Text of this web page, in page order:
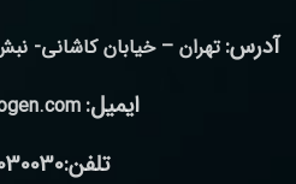
آدرس: تهران – خیابان کاشانی- نبش
ایمیل:
تلفن:02144030030